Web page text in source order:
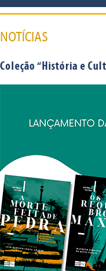
NOTÍCIAS
Coleção “História e